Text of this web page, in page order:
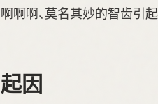
啊啊啊、莫名其妙的智齿引
起因